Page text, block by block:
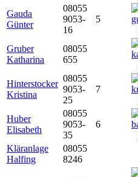
Gauda
Günter
08055
9053-
16
5
Gruber
Katharina
08055
655
Hinterstocker
Kristina
08055
9053-
25
7
Huber
Elisabeth
08055
9053-
35
6
Kläranlage
Halfing
08055
8246